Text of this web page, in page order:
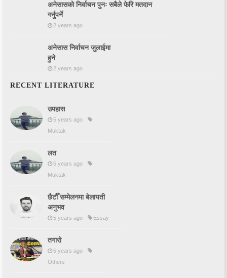
अनेसासको निर्वाचन पुनः सबैले फेरि मतदान
गर्नुपर्ने
2 years ago
अनेसास निर्वाचन जुलाईमा
हुने
2 years ago
RECENT LITERATURE
उपहास
5 years ago
Muktak
लत
5 years ago
Muktak
छैटौँ सम्मेलनमा बेलायती
अनुभव
5 years ago Essay
तगारो
5 years ago
Others